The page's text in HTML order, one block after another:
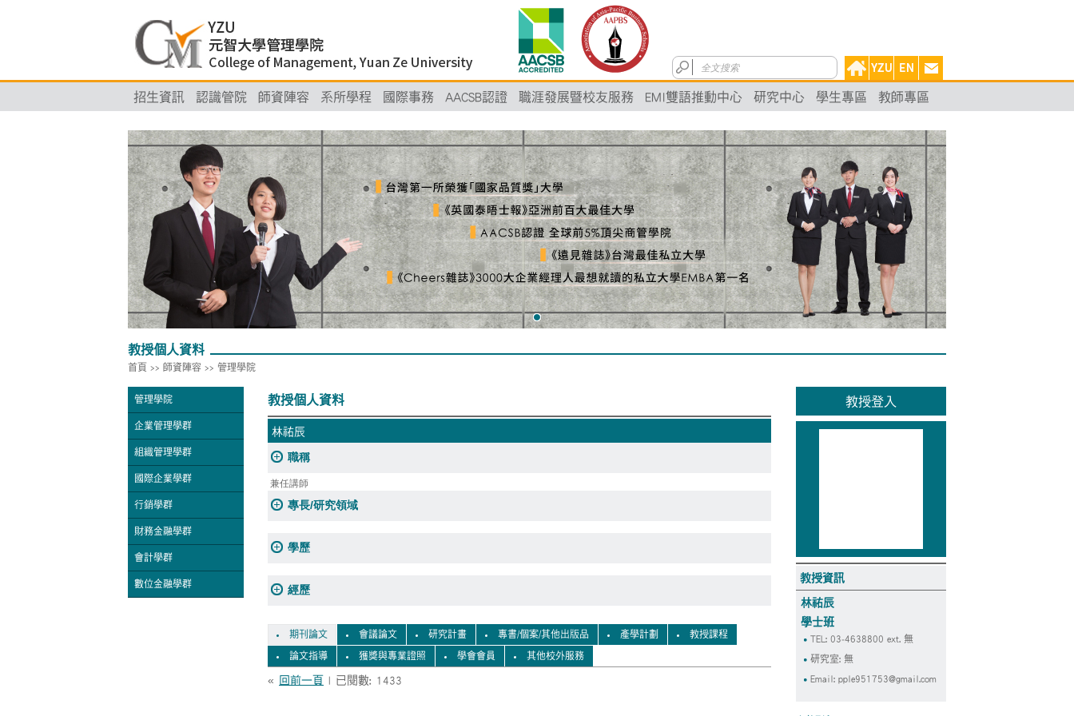
招生資訊 認識管院 師資陣容 系所學程 國際事務 AACSB認證 職涯發展暨校友服務 EMI雙語推動中心 研究中心 學生專區 教師專區
教授個人資料
首頁 >> 師資陣容 >> 管理學院
管理學院
企業管理學群
組織管理學群
國際企業學群
行銷學群
財務金融學群
會計學群
數位金融學群
教授個人資料
林祐辰
職稱
兼任講師
專長/研究領域
學歷
經歷
期刊論文 會議論文 研究計畫 專書/個案/其他出版品 產學計劃 教授課程
論文指導 獲獎與專業證照 學會會員 其他校外服務
« 回前一頁 | 已閱數: 1433
教授登入
教授資訊
林祐辰
學士班
TEL: 03-4638800 ext. 無
研究室: 無
Email: pple951753@gmail.com